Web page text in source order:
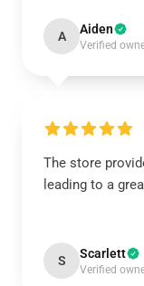
A Aiden
Verified
The store
leading to a
S Scarlett
Verified